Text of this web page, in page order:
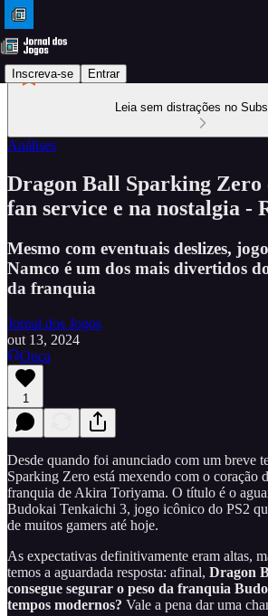
Inscreva-se Entrar
Leia sem distrações no
Análises
Dragon Ball Sparking Zero
fan service e na nostalgia -
Mesmo com eventuais deslizes,
Namco é um dos mais divertidos
da franquia
Jornal dos Jogos
out 13, 2024
Ouça
1
Desde quando foi anunciado com um breve
Sparking Zero está mexendo com o coração
franquia de Akira Toriyama. O título é o
Budokai Tenkaichi 3, jogo icônico do PS2
de muitos gamers até hoje.
As expectativas definitivamente eram altas,
temos a aguardada resposta: afinal, Dragon
consegue segurar o peso da franquia
tempos modernos? Vale a pena dar uma